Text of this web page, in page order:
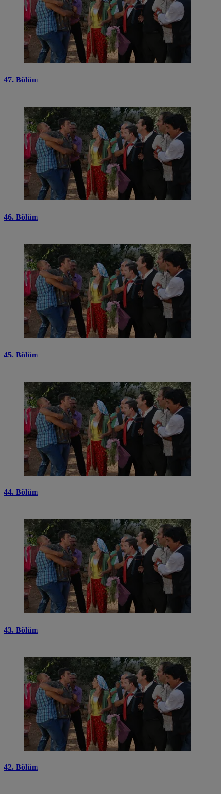
47. Bölüm
46. Bölüm
45. Bölüm
44. Bölüm
43. Bölüm
42. Bölüm